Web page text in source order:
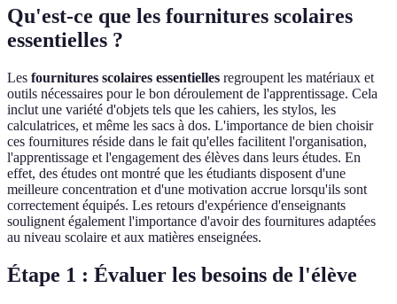
Qu'est-ce que les fournitures scolaires
essentielles ?
Les fournitures scolaires essentielles regroupent les matériaux et
outils nécessaires pour le bon déroulement de l'apprentissage. Cela
inclut une variété d'objets tels que les cahiers, les stylos, les
calculatrices, et même les sacs à dos. L'importance de bien choisir
ces fournitures réside dans le fait qu'elles facilitent l'organisation,
l'apprentissage et l'engagement des élèves dans leurs études. En
effet, des études ont montré que les étudiants disposent d'une
meilleure concentration et d'une motivation accrue lorsqu'ils sont
correctement équipés. Les retours d'expérience d'enseignants
soulignent également l'importance d'avoir des fournitures adaptées
au niveau scolaire et aux matières enseignées.
Étape 1 : Évaluer les besoins de l'élève